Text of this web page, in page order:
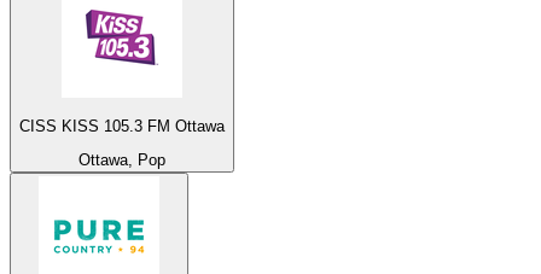
CISS KISS 105.3 FM Ottawa
Ottawa, Pop